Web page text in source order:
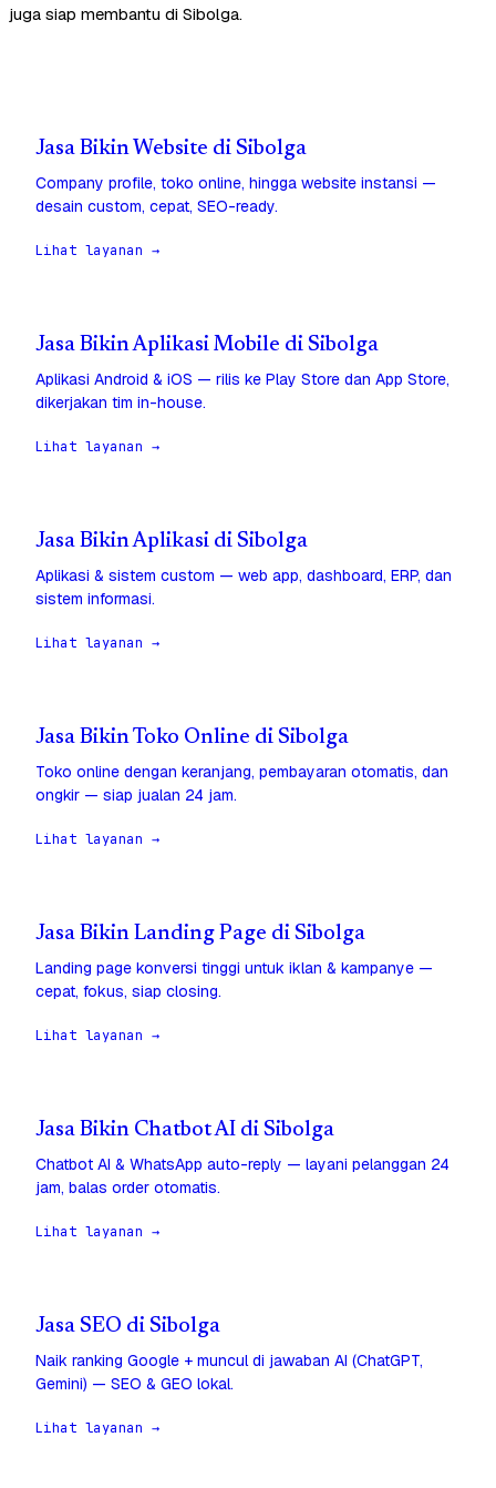
juga siap membantu di Sibolga.
Jasa Bikin Website di Sibolga
Company profile, toko online, hingga website instansi —
desain custom, cepat, SEO-ready.
Lihat layanan →
Jasa Bikin Aplikasi Mobile di Sibolga
Aplikasi Android & iOS — rilis ke Play Store dan App Store,
dikerjakan tim in-house.
Lihat layanan →
Jasa Bikin Aplikasi di Sibolga
Aplikasi & sistem custom — web app, dashboard, ERP, dan
sistem informasi.
Lihat layanan →
Jasa Bikin Toko Online di Sibolga
Toko online dengan keranjang, pembayaran otomatis, dan
ongkir — siap jualan 24 jam.
Lihat layanan →
Jasa Bikin Landing Page di Sibolga
Landing page konversi tinggi untuk iklan & kampanye —
cepat, fokus, siap closing.
Lihat layanan →
Jasa Bikin Chatbot AI di Sibolga
Chatbot AI & WhatsApp auto-reply — layani pelanggan 24
jam, balas order otomatis.
Lihat layanan →
Jasa SEO di Sibolga
Naik ranking Google + muncul di jawaban AI (ChatGPT,
Gemini) — SEO & GEO lokal.
Lihat layanan →